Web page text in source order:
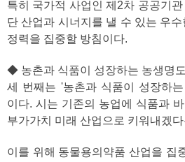
특히 국가적 사업인 제2차 공공기
단 산업과 시너지를 낼 수 있는 우
정력을 집중할 방침이다.
◆ 농촌과 식품이 성장하는 농생명
세 번째는 '농촌과 식품이 성장하
이다. 시는 기존의 농업에 식품과
부가가치 미래 산업으로 키워내겠
이를 위해 동물용의약품 산업을 집